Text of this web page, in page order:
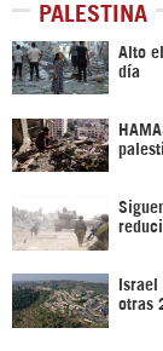
PALESTINA
Alto
día
Israel
otras